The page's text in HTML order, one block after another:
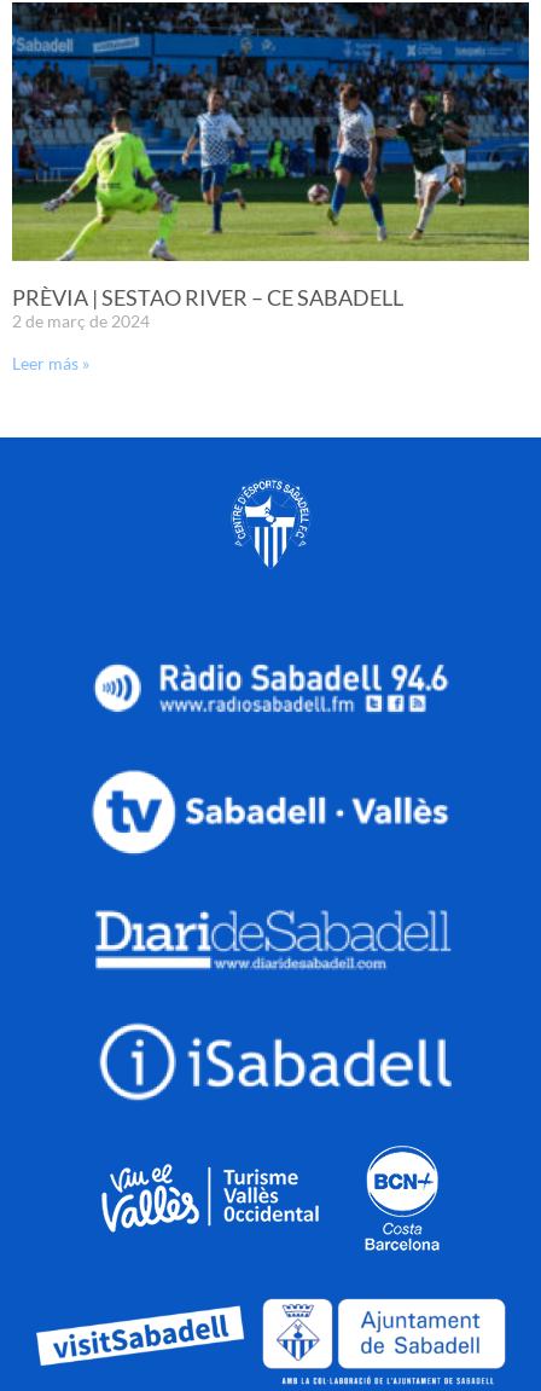
PRÈVIA | SESTAO RIVER – CE SABADELL
2 de març de 2024
Leer más »